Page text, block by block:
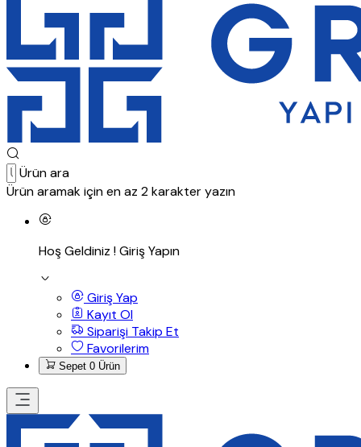
Ürün ara
Ürün aramak için en az 2 karakter yazın
Hoş Geldiniz !Giriş Yapın
Giriş Yap
Kayıt Ol
Siparişi Takip Et
Favorilerim
Sepet 0 Ürün